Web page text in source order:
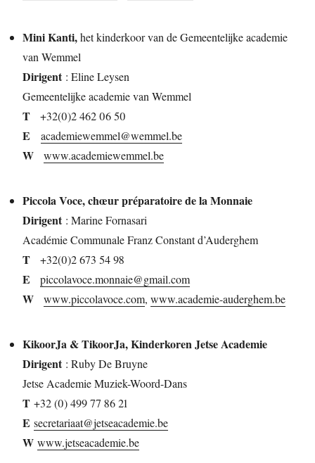
Mini Kanti,het kinderkoor van de Gemeentelijke academie
van Wemmel
Dirigent: Eline Leysen
Gemeentelijke academie van Wemmel
T +32(0)2 462 06 50
E academiewemmel@wemmel.be
W www.academiewemmel.be
Piccola Voce, chœur préparatoire de la Monnaie
Dirigent: Marine Fornasari
Académie Communale Franz Constant d’Auderghem
T +32(0)2 673 54 98
E piccolavoce.monnaie@gmail.com
W www.piccolavoce.com, www.academie-auderghem.be
KikoorJa & TikoorJa, Kinderkoren Jetse Academie
Dirigent : Ruby De Bruyne
Jetse Academie Muziek-Woord-Dans
T +32 (0) 499 77 86 21
E secretariaat@jetseacademie.be
W www.jetseacademie.be